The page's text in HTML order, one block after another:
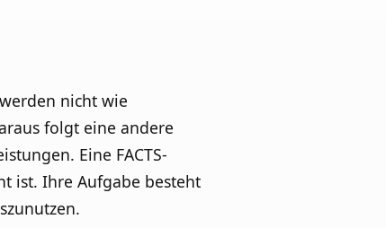
nicht wie
folgt eine andere
Eine FACTS-
ist. Ihre Aufgabe besteht